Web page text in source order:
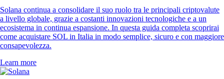
Solana continua a consolidare il suo ruolo tra le principali criptovalute
a livello globale, grazie a costanti innovazioni tecnologiche e a un
ecosistema in continua espansione. In questa guida completa scoprirai
come acquistare SOL in Italia in modo semplice, sicuro e con maggiore
consapevolezza.
Learn more